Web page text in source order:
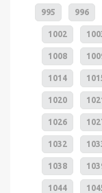
995 996
1002
1008
1014
1020
1026
1032
1038
1044